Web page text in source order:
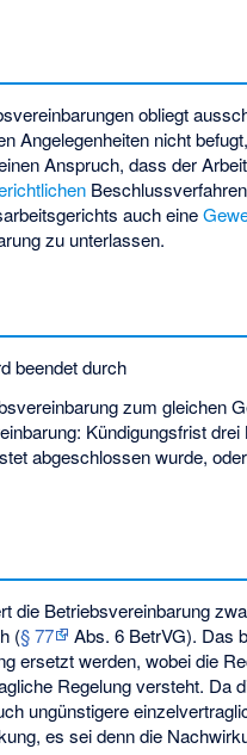
obliegt
Angelegenheiten nicht
Anspruch, dass der
auch eine
zu unterlassen.
beendet durch
zum gleichen
Kündigungsfrist drei
abgeschlossen wurde, oder
die Betriebsvereinbarung
(§ 77
Abs. 6 BetrVG). Das
ersetzt werden, wobei die
Regelung versteht. Da
ungünstigere
es sei denn die